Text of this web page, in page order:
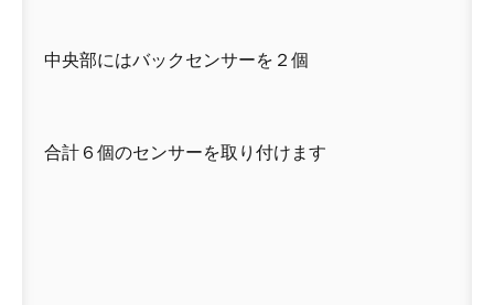
中央部にはバックセンサーを２個
合計６個のセンサーを取り付けます